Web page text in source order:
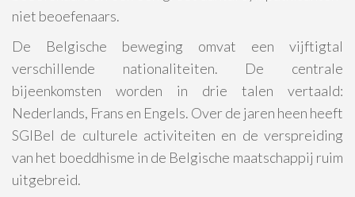
niet beoefenaars.
De Belgische beweging omvat een vijftigtal
verschillende nationaliteiten. De centrale
bijeenkomsten worden in drie talen vertaald:
Nederlands, Frans en Engels. Over de jaren heen heeft
SGIBel de culturele activiteiten en de verspreiding
van het boeddhisme in de Belgische maatschappij ruim
uitgebreid.